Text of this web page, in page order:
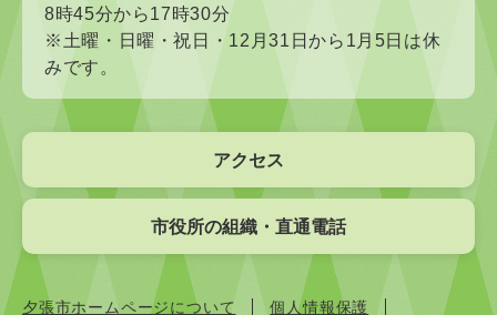
8時45分から17時30分
※土曜・日曜・祝日・12月31日から1月5日は休
みです。
アクセス
市役所の組織・直通電話
夕張市ホームページについて
個人情報保護